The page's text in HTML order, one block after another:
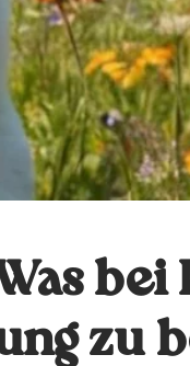
bei
zu